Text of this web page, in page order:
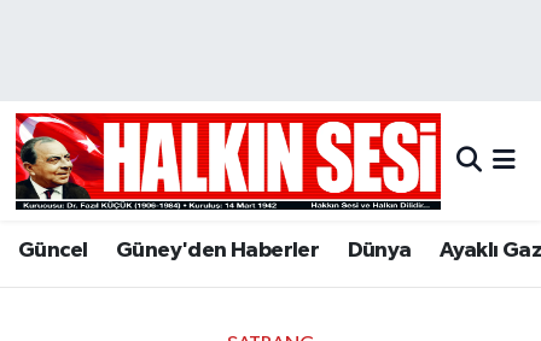
Güncel Güney'den Haberler Dünya Ayaklı
Hava Durumu
Trafik Durumu